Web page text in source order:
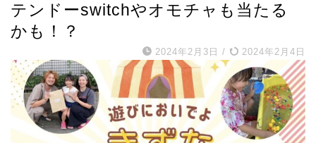
テンドーswitchやオモチャも当たる
かも！？
2024年2月3日 / 2024年2月4日